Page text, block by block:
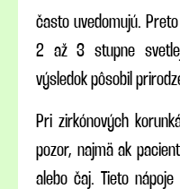
často uvedomujú.
2 až 3 stupne
výsledok pôsobil
Pri zirkónových
pozor, najmä ak
alebo čaj. Tieto